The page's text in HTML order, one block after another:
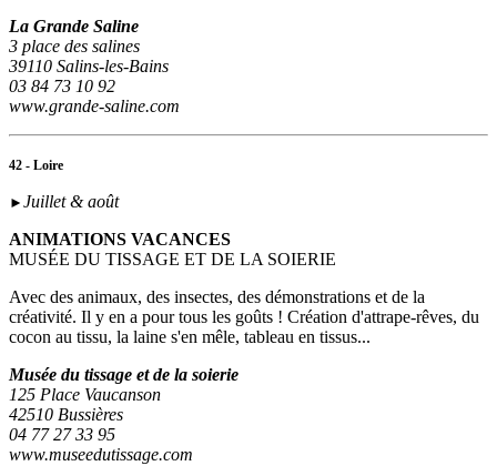
La Grande Saline
3 place des salines
39110 Salins-les-Bains
03 84 73 10 92
www.grande-saline.com
42 - Loire
► Juillet & août
ANIMATIONS VACANCES
MUSÉE DU TISSAGE ET DE LA SOIERIE
Avec des animaux, des insectes, des démonstrations et de la
créativité. Il y en a pour tous les goûts ! Création d'attrape-rêves, du
cocon au tissu, la laine s'en mêle, tableau en tissus...
Musée du tissage et de la soierie
125 Place Vaucanson
42510 Bussières
04 77 27 33 95
www.museedutissage.com